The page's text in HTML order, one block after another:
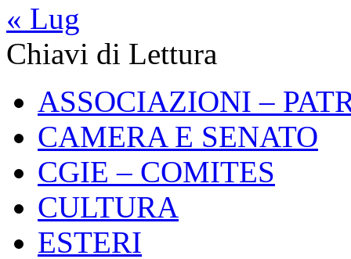
« Lug
Chiavi di Lettura
ASSOCIAZIONI –
CAMERA E SENATO
CGIE – COMITES
CULTURA
ESTERI